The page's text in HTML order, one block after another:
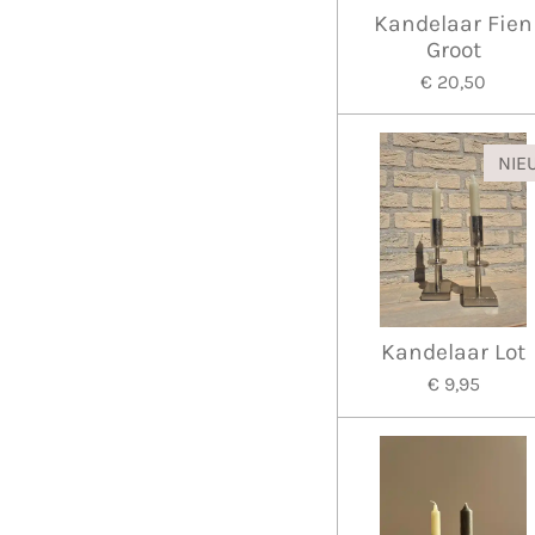
Kandelaar Fien
Groot
€ 20,50
Kandelaar Lot
€ 9,95